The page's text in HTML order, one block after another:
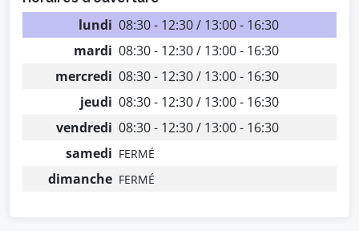
lundi 08:30 - 12:30 / 13:00 - 16:30
mardi 08:30 - 12:30 / 13:00 - 16:30
mercredi 08:30 - 12:30 / 13:00 - 16:30
jeudi 08:30 - 12:30 / 13:00 - 16:30
vendredi 08:30 - 12:30 / 13:00 - 16:30
samedi FERMÉ
dimanche FERMÉ